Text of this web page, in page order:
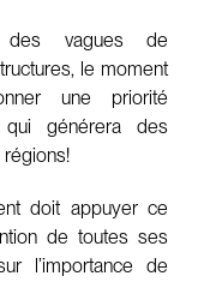
vagues de
le moment
une priorité
générera des
régions!
doit appuyer ce
de toutes ses
l’importance de